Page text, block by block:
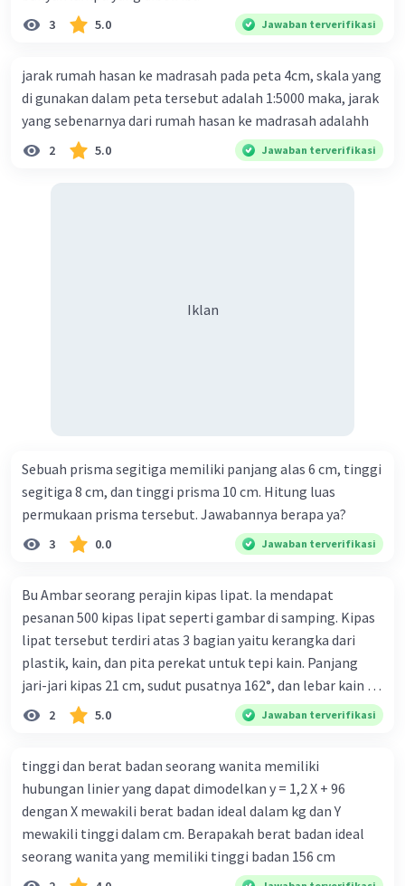
Beri Rating Balas
3 5.0 Jawaban terverifikasi
jarak rumah hasan ke madrasah pada peta 4cm, skala yang
di gunakan dalam peta tersebut adalah 1:5000 maka, jarak
yang sebenarnya dari rumah hasan ke madrasah adalahh
2 5.0 Jawaban terverifikasi
Iklan
Sebuah prisma segitiga memiliki panjang alas 6 cm, tinggi
segitiga 8 cm, dan tinggi prisma 10 cm. Hitung luas
permukaan prisma tersebut. Jawabannya berapa ya?
3 0.0 Jawaban terverifikasi
Bu Ambar seorang perajin kipas lipat. la mendapat
pesanan 500 kipas lipat seperti gambar di samping. Kipas
lipat tersebut terdiri atas 3 bagian yaitu kerangka dari
plastik, kain, dan pita perekat untuk tepi kain. Panjang
jari-jari kipas 21 cm, sudut pusatnya 162°, dan lebar kain 14
cm. Biaya kerangka dan tali sebesar Rp1.800,00 per buah,
kain sebesar Rp40.000,00/m², dan pita perekat
Rp6.500,00 per buah. Tentukan total keuntungan yang
diperoleh Bu Ambar.
2 5.0 Jawaban terverifikasi
tinggi dan berat badan seorang wanita memiliki
hubungan linier yang dapat dimodelkan y = 1,2 X + 96
dengan X mewakili berat badan ideal dalam kg dan Y
mewakili tinggi dalam cm. Berapakah berat badan ideal
seorang wanita yang memiliki tinggi badan 156 cm